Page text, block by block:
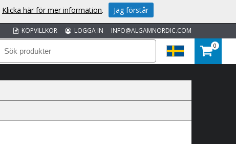
INFO@ALGAMNORDIC.COM
LOGGA IN
KÖPVILLKOR
0
Klicka här för mer information. Jag förstår